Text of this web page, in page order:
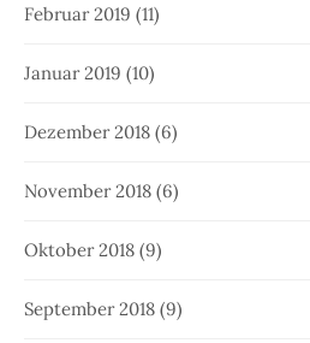
Februar 2019 (11)
Januar 2019 (10)
Dezember 2018 (6)
November 2018 (6)
Oktober 2018 (9)
September 2018 (9)